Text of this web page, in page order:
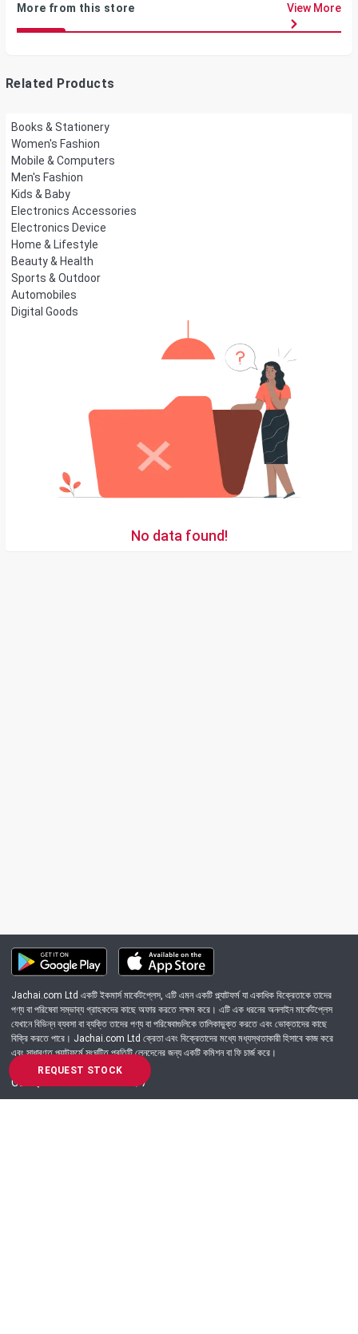
REQUEST STOCK
More from this store View More
Related Products
Books & Stationery
Women's Fashion
Mobile & Computers
Men's Fashion
Kids & Baby
Electronics Accessories
Electronics Device
Home & Lifestyle
Beauty & Health
Sports & Outdoor
Automobiles
Digital Goods
No data found!
Jachai.com Ltd একটি ইকমার্স মার্কেটপ্লেস, এটি এমন একটি প্ল্যাটফর্ম যা একাধিক বিক্রেতাকে তাদের
পণ্য বা পরিষেবা সম্ভাব্য গ্রাহকদের কাছে অফার করতে সক্ষম করে। এটি এক ধরনের অনলাইন মার্কেটপ্লেস
যেখানে বিভিন্ন ব্যবসা বা ব্যক্তি তাদের পণ্য বা পরিষেবাগুলিকে তালিকাভুক্ত করতে এবং ভোক্তাদের কাছে
বিক্রি করতে পারে। Jachai.com Ltd ক্রেতা এবং বিক্রেতাদের মধ্যে মধ্যস্থতাকারী হিসাবে কাজ করে
এবং সাধারণত প্ল্যাটফর্মে সংঘটিত প্রতিটি লেনদেনের জন্য একটি কমিশন বা ফি চার্জ করে।
Got Question? Call us 24/7